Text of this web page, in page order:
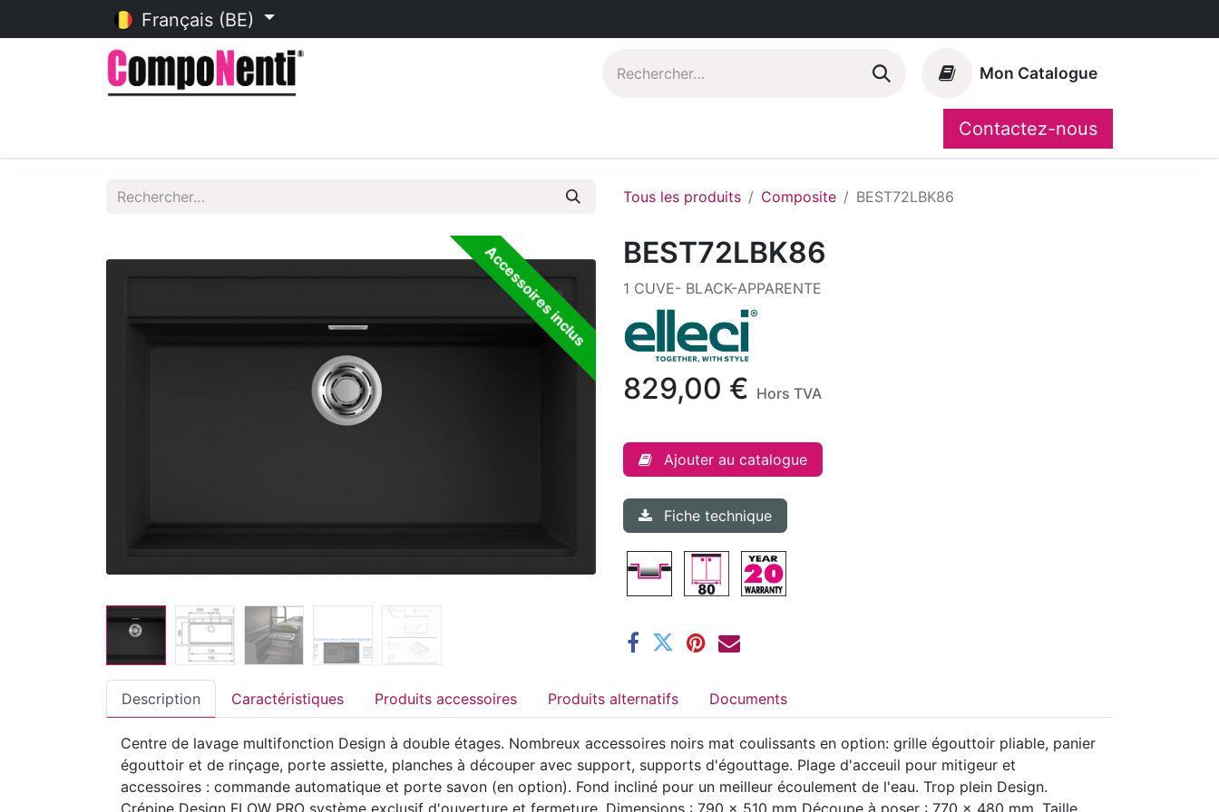
Français (BE)
Mon Catalogue
CompoShop
Contactez-nous
Tous les produits Composite BEST72LBK86
Accessoires inclus BEST72LBK86
1 CUVE- BLACK-APPARENTE
829,00 € Hors TVA
Ajouter au catalogue
Fiche technique
Description Caractéristiques Produits accessoires Produits alternatifs Documents
Centre de lavage multifonction Design à double étages. Nombreux accessoires noirs mat coulissants en option: grille égouttoir pliable, panier
égouttoir et de rinçage, porte assiette, planches à découper avec support, supports d'égouttage. Plage d'acceuil pour mitigeur et
accessoires : commande automatique et porte savon (en option). Fond incliné pour un meilleur écoulement de l'eau. Trop plein Design.
Crépine Design FLOW PRO système exclusif d'ouverture et fermeture. Dimensions : 790 x 510 mm Découpe à poser : 770 x 480 mm. Taille